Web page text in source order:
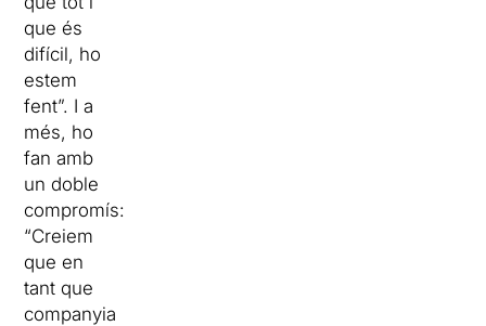
que és
difícil, ho
estem
fent”. I a
més, ho
fan amb
un doble
compromís:
“Creiem
que en
tant que
companyia